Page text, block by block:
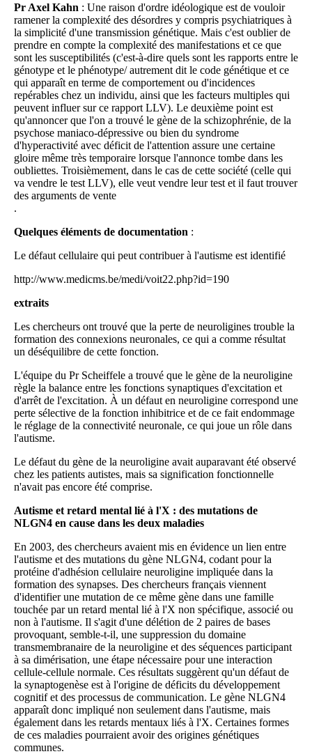
Pr Axel Kahn : Une raison d'ordre idéologique est de vouloir
ramener la complexité des désordres y compris psychiatriques à
la simplicité d'une transmission génétique. Mais c'est oublier de
prendre en compte la complexité des manifestations et ce que
sont les susceptibilités (c'est-à-dire quels sont les rapports entre le
génotype et le phénotype/ autrement dit le code génétique et ce
qui apparaît en terme de comportement ou d'incidences
repérables chez un individu, ainsi que les facteurs multiples qui
peuvent influer sur ce rapport LLV). Le deuxième point est
qu'annoncer que l'on a trouvé le gène de la schizophrénie, de la
psychose maniaco-dépressive ou bien du syndrome
d'hyperactivité avec déficit de l'attention assure une certaine
gloire même très temporaire lorsque l'annonce tombe dans les
oubliettes. Troisièmement, dans le cas de cette société (celle qui
va vendre le test LLV), elle veut vendre leur test et il faut trouver
des arguments de vente
.
Quelques éléments de documentation :
Le défaut cellulaire qui peut contribuer à l'autisme est identifié
http://www.medicms.be/medi/voit22.php?id=190
extraits
Les chercheurs ont trouvé que la perte de neuroligines trouble la
formation des connexions neuronales, ce qui a comme résultat
un déséquilibre de cette fonction.
L'équipe du Pr Scheiffele a trouvé que le gène de la neuroligine
règle la balance entre les fonctions synaptiques d'excitation et
d'arrêt de l'excitation. À un défaut en neuroligine correspond une
perte sélective de la fonction inhibitrice et de ce fait endommage
le réglage de la connectivité neuronale, ce qui joue un rôle dans
l'autisme.
Le défaut du gène de la neuroligine avait auparavant été observé
chez les patients autistes, mais sa signification fonctionnelle
n'avait pas encore été comprise.
Autisme et retard mental lié à l'X : des mutations de
NLGN4 en cause dans les deux maladies
En 2003, des chercheurs avaient mis en évidence un lien entre
l'autisme et des mutations du gène NLGN4, codant pour la
protéine d'adhésion cellulaire neuroligine impliquée dans la
formation des synapses. Des chercheurs français viennent
d'identifier une mutation de ce même gène dans une famille
touchée par un retard mental lié à l'X non spécifique, associé ou
non à l'autisme. Il s'agit d'une délétion de 2 paires de bases
provoquant, semble-t-il, une suppression du domaine
transmembranaire de la neuroligine et des séquences participant
à sa dimérisation, une étape nécessaire pour une interaction
cellule-cellule normale. Ces résultats suggèrent qu'un défaut de
la synaptogenèse est à l'origine de déficits du développement
cognitif et des processus de communication. Le gène NLGN4
apparaît donc impliqué non seulement dans l'autisme, mais
également dans les retards mentaux liés à l'X. Certaines formes
de ces maladies pourraient avoir des origines génétiques
communes.